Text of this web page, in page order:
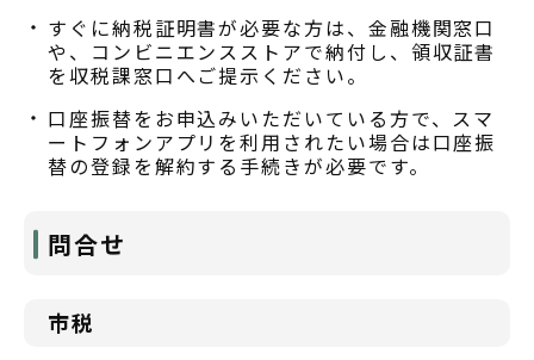
すぐに納税証明書が必要な方は、金融機関窓口
や、コンビニエンスストアで納付し、領収証書
を収税課窓口へご提示ください。
口座振替をお申込みいただいている方で、スマ
ートフォンアプリを利用されたい場合は口座振
替の登録を解約する手続きが必要です。
問合せ
市税